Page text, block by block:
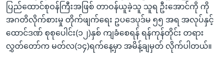
ကျော်
ရန်
ပြည်ထောင်စုဝန်ကြီးအဖြစ် တာဝန်ယူခဲ့သူ သူရ ဦးအောင်ကို ကို
အဂတိလိုက်စားမှု တိုက်ဖျက်ရေး ဥပဒေပုဒ်မ ၅၅ အရ အလုပ်နှင့်
ထောင်ဒဏ် စုစုပေါင်း(၁၂)နှစ် ကျခံစေရန် ရန်ကုန်တိုင်း တရား
လွှတ်တော်က မတ်လ(၁၄)ရက်နေ့မှာ အမိန့်ချမှတ် လိုက်ပါတယ်။